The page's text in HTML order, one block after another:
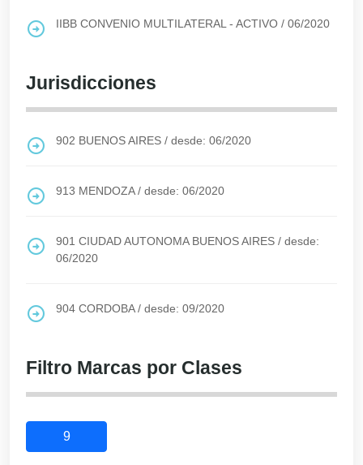
IIBB CONVENIO MULTILATERAL - ACTIVO / 06/2020
Jurisdicciones
902 BUENOS AIRES / desde: 06/2020
913 MENDOZA/ desde: 06/2020
901 CIUDAD AUTONOMA BUENOS AIRES / desde:
06/2020
904 CORDOBA/ desde: 09/2020
Filtro Marcas por Clases
9